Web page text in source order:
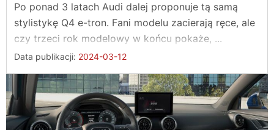
Po ponad 3 latach Audi dalej proponuje tą samą
stylistykę Q4 e-tron. Fani modelu zacierają ręce, ale
czy trzeci rok modelowy w końcu pokaże, ...
Data publikacji: 2024-03-12